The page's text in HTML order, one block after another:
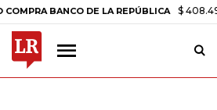
BANCO DE LA REPÚBLICA $ 408.498,97